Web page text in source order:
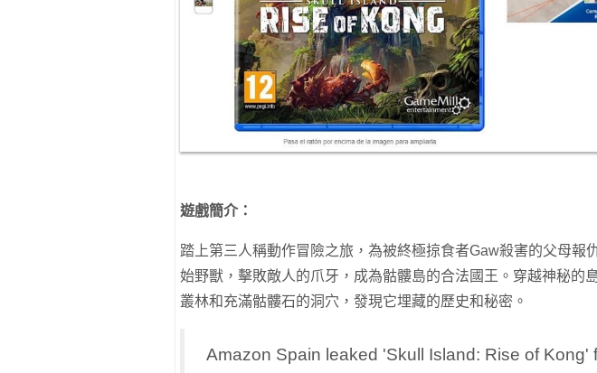
遊戲簡介：
踏上第三人稱動作冒險之旅，為被終極掠食者Gaw殺害的父母報
始野獸，擊敗敵人的爪牙，成為骷髏島的合法國王。穿越神秘的
叢林和充滿骷髏石的洞穴，發現它埋藏的歷史和秘密。
Amazon Spain leaked 'Skull Island: Rise of Kong'